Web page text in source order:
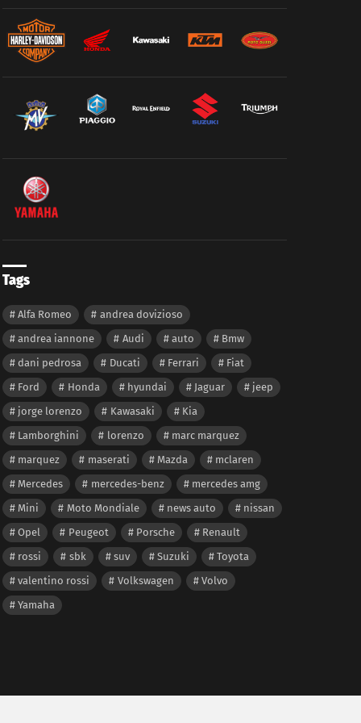
Tags
Alfa Romeo
andrea dovizioso
andrea iannone
Audi auto
Bmw
dani pedrosa
Ducati Ferrari
Fiat
Ford
Honda hyundai Jaguar
jeep
jorge lorenzo
Kawasaki
Kia
Lamborghini
lorenzo
marc marquez
marquez
maserati Mazda
mclaren
Mercedes
mercedes-benz
mercedes amg
Mini
Moto Mondiale news auto
nissan
Opel
Peugeot Porsche
Renault
rossi
sbk suv Suzuki
Toyota
valentino rossi
Volkswagen
Volvo
Yamaha